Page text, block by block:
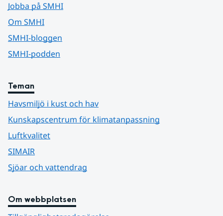
Jobba på SMHI
Om SMHI
SMHI-bloggen
SMHI-podden
Teman
Havsmiljö i kust och hav
Kunskapscentrum för klimatanpassning
Luftkvalitet
SIMAIR
Sjöar och vattendrag
Om webbplatsen